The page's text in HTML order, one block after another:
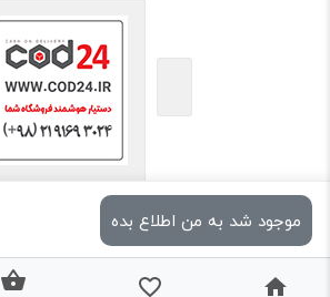
موجود شد به من اطلاع بده
ذکر منبع بلامانع است.
طراحی و اجراشرکت مهسان فراز قومس (cod24.ir)